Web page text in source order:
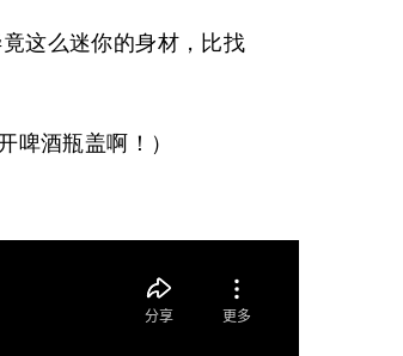
这么迷你的身材，比找
啤酒瓶盖啊！）